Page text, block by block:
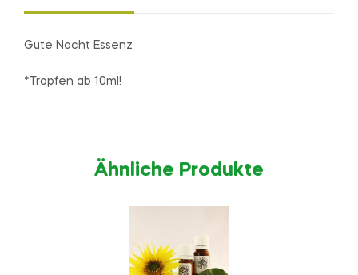
Gute Nacht Essenz
*Tropfen ab 10ml!
Ähnliche Produkte